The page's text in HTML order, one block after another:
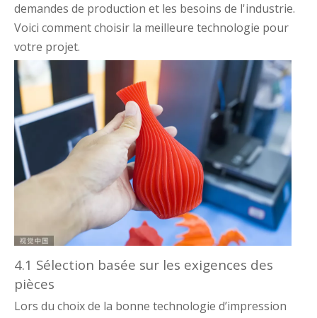
demandes de production et les besoins de l'industrie.
Voici comment choisir la meilleure technologie pour
votre projet.
4.1 Sélection basée sur les exigences des
pièces
Lors du choix de la bonne technologie d’impression